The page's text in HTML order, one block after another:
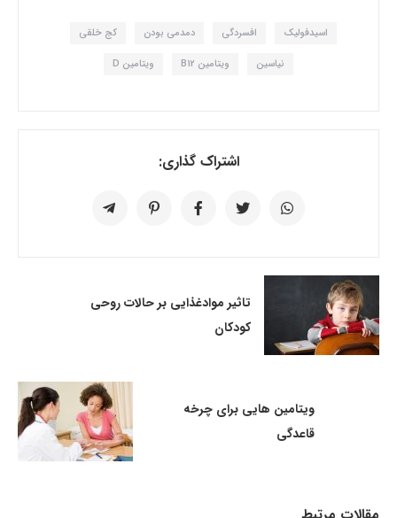
اسیدفولیک افسردگی دمدمی بودن کج خلقی
نیاسین ویتامین B12 ویتامین D
اشتراک گذاری:
تاثیر موادغذایی بر حالات روحی
کودکان
ویتامین هایی برای چرخه
قاعدگی